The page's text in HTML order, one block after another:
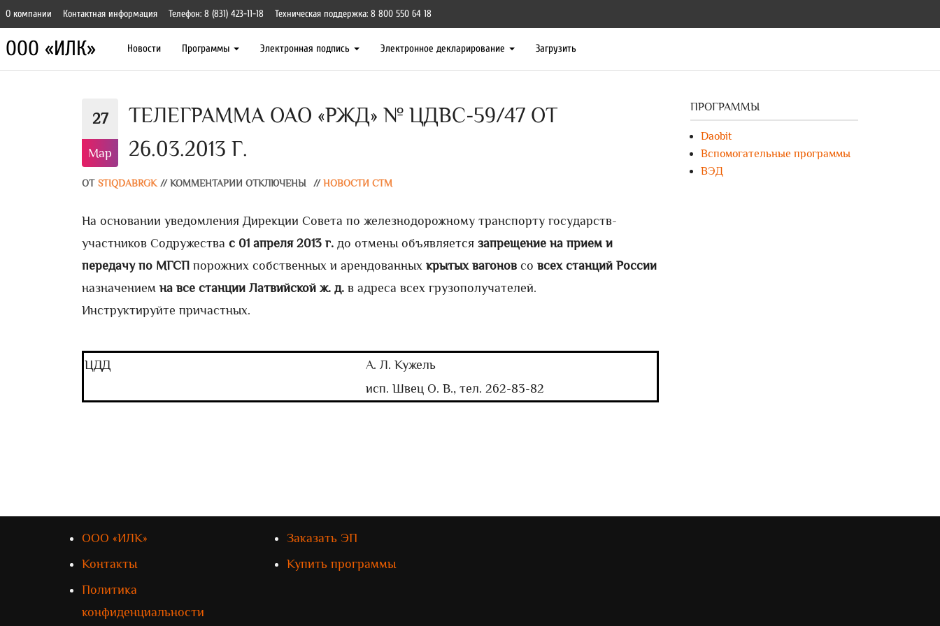
О компании Контактная информация Телефон: 8 (831) 423-11-18 Техническая поддержка: 8 800 550 64 18
ООО «ИЛК» Новости Программы Электронная подпись Электронное декларирование Загрузить
27
Мар
ТЕЛЕГРАММА ОАО «РЖД» № ЦДВС-59/47 ОТ
26.03.2013 Г.
ОТ STIQDABRGK // КОММЕНТАРИИ ОТКЛЮЧЕНЫ // НОВОСТИ СТМ
На основании уведомления Дирекции Совета по железнодорожному транспорту государств-
участников Содружества с 01 апреля 2013 г. до отмены объявляется запрещение на прием и
передачу по МГСП порожних собственных и арендованных крытых вагонов со всех станций России
назначением на все станции Латвийской ж. д. в адреса всех грузополучателей.
Инструктируйте причастных.
ЦДД
А. Л. Кужель
исп. Швец О. В., тел. 262-83-82
ПРОГРАММЫ
Daobit
Вспомогательные программы
ВЭД
ООО «ИЛК»
Контакты
Политика
конфиденциальности
Заказать ЭП
Купить программы